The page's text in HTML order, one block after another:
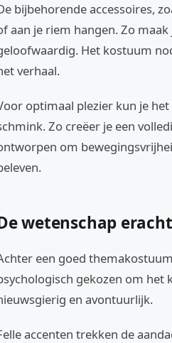
bijbehorende accessoires,
aan je riem hangen. Zo
Het kostuum
verhaal.
optimaal plezier kun je
Zo creëer je een
om
wetenschap
een goed
gekozen om het
en avontuurlijk.
accenten trekken de